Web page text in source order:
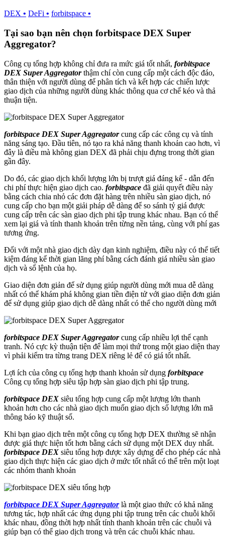
DEX • DeFi • forbitspace •
Tại sao bạn nên chọn forbitspace DEX Super
Aggregator?
Công cụ tổng hợp không chỉ đưa ra mức giá tốt nhất, forbitspace
DEX Super Aggregatorthậm chí còn cung cấp một cách độc đáo,
thân thiện với người dùng để phân tích và kết hợp các chiến lược
giao dịch của những người dùng khác thông qua cơ chế kéo và thả
thuận tiện.
forbitspace DEX Super Aggregatorcung cấp các công cụ và tính
năng sáng tạo. Đầu tiên, nó tạo ra khả năng thanh khoản cao hơn, vì
đây là điều mà không gian DEX đã phải chịu đựng trong thời gian
gần đây.
Do đó, các giao dịch khối lượng lớn bị trượt giá đáng kể - dẫn đến
chi phí thực hiện giao dịch cao. forbitspace đã giải quyết điều này
bằng cách chia nhỏ các đơn đặt hàng trên nhiều sàn giao dịch, nó
cung cấp cho bạn một giải pháp dễ dàng để so sánh tỷ giá được
cung cấp trên các sàn giao dịch phi tập trung khác nhau. Bạn có thể
xem lại giá và tính thanh khoản trên từng nền tảng, cùng với phí gas
tương ứng.
Đối với một nhà giao dịch dày dạn kinh nghiệm, điều này có thể tiết
kiệm đáng kể thời gian lãng phí bằng cách đánh giá nhiều sàn giao
dịch và sổ lệnh của họ.
Giao diện đơn giản để sử dụng giúp người dùng mới mua dễ dàng
nhất có thể khám phá không gian tiền điện tử với giao diện đơn giản
để sử dụng giúp giao dịch dễ dàng nhất có thể cho người dùng mới
forbitspace DEX Super Aggregatorcung cấp nhiều lợi thế cạnh
tranh. Nó cực kỳ thuận tiện để làm mọi thứ trong một giao diện thay
vì phải kiểm tra từng trang DEX riêng lẻ để có giá tốt nhất.
Lợi ích của công cụ tổng hợp thanh khoản sử dụng forbitspace
Công cụ tổng hợp siêu tập hợp sàn giao dịch phi tập trung.
forbitspace DEX siêu tổng hợp cung cấp một lượng lớn thanh
khoản hơn cho các nhà giao dịch muốn giao dịch số lượng lớn mã
thông báo kỹ thuật số.
Khi bạn giao dịch trên một công cụ tổng hợp DEX thường sẽ nhận
được giá thực hiện tốt hơn bằng cách sử dụng một DEX duy nhất.
forbitspace DEX siêu tổng hợp được xây dựng để cho phép các nhà
giao dịch thực hiện các giao dịch ở mức tốt nhất có thể trên một loạt
các nhóm thanh khoản
forbitspace DEX Super Aggregatorlà một giao thức có khả năng
tương tác, hợp nhất các ứng dụng phi tập trung trên các chuỗi khối
khác nhau, đồng thời hợp nhất tính thanh khoản trên các chuỗi và
giúp bạn có thể giao dịch trong và trên các chuỗi khác nhau.